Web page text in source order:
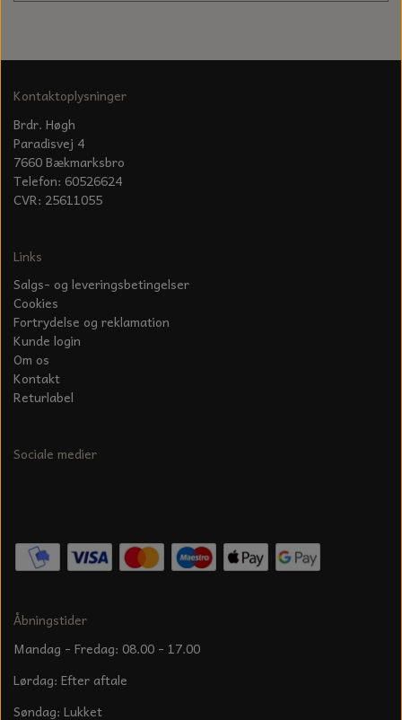
Kontaktoplysninger
Brdr. Høgh
Paradisvej 4
7660 Bækmarksbro
Telefon: 60526624
CVR: 25611055
Links
Salgs- og leveringsbetingelser
Cookies
Fortrydelse og reklamation
Kunde login
Om os
Kontakt
Returlabel
Sociale medier
Åbningstider
Mandag - Fredag: 08.00 - 17.00
Lørdag: Efter aftale
Søndag: Lukket